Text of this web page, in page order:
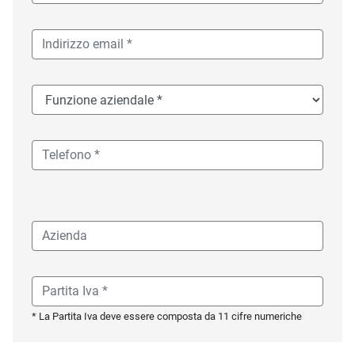
* La Partita Iva deve essere composta da 11 cifre numeriche